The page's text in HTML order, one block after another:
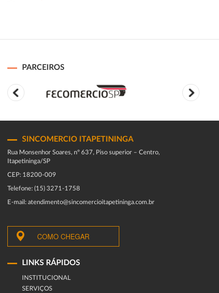
PARCEIROS
SINCOMERCIO ITAPETININGA
Rua Monsenhor Soares, nº 637, Piso superior – Centro,
Itapetininga/SP
CEP: 18200-009
Telefone: (15) 3271-1758
E-mail: atendimento@sincomercioitapetininga.com.br
COMO CHEGAR
LINKS RÁPIDOS
INSTITUCIONAL
SERVIÇOS